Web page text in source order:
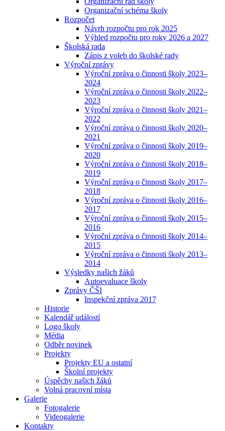
Organizační schéma školy
Rozpočet
Návrh rozpočtu pro rok 2025
Výhled rozpočtu pro roky 2026 a 2027
Školská rada
Zápis z voleb do školské rady
Výroční zprávy
Výroční zpráva o činnosti školy 2023–
2024
Výroční zpráva o činnosti školy 2022–
2023
Výroční zpráva o činnosti školy 2021–
2022
Výroční zpráva o činnosti školy 2020–
2021
Výroční zpráva o činnosti školy 2019–
2020
Výroční zpráva o činnosti školy 2018–
2019
Výroční zpráva o činnosti školy 2017–
2018
Výroční zpráva o činnosti školy 2016–
2017
Výroční zpráva o činnosti školy 2015–
2016
Výroční zpráva o činnosti školy 2014–
2015
Výroční zpráva o činnosti školy 2013–
2014
Výsledky našich žáků
Autoevaluace školy
Zprávy ČŠI
Inspekční zpráva 2017
Historie
Kalendář událostí
Logo školy
Média
Odběr novinek
Projekty
Projekty EU a ostatní
Školní projekty
Úspěchy našich žáků
Volná pracovní místa
Galerie
Fotogalerie
Videogalerie
Kontakty